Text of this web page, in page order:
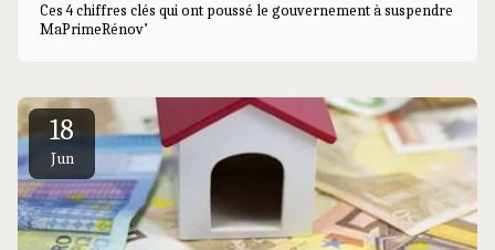
Ces 4 chiffres clés qui ont poussé le gouvernement à suspendre
MaPrimeRénov’
18
Jun